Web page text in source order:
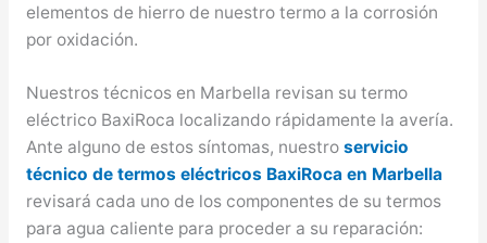
elementos de hierro de nuestro termo a la corrosión
por oxidación.
Nuestros técnicos en Marbella revisan su termo
eléctrico BaxiRoca localizando rápidamente la avería.
Ante alguno de estos síntomas, nuestro servicio
técnico de termos eléctricos BaxiRoca en Marbella
revisará cada uno de los componentes de su termos
para agua caliente para proceder a su reparación: